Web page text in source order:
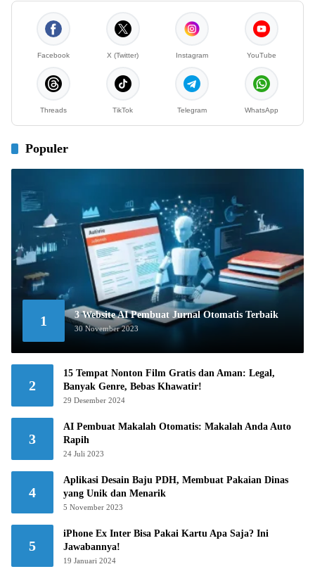
Facebook X (Twitter) Instagram YouTube
Threads TikTok Telegram WhatsApp
Populer
1 3 Website AI Pembuat Jurnal Otomatis Terbaik
30 November 2023
2
15 Tempat Nonton Film Gratis dan Aman: Legal,
Banyak Genre, Bebas Khawatir!
29 Desember 2024
3
AI Pembuat Makalah Otomatis: Makalah Anda Auto
Rapih
24 Juli 2023
4
Aplikasi Desain Baju PDH, Membuat Pakaian Dinas
yang Unik dan Menarik
5 November 2023
5
iPhone Ex Inter Bisa Pakai Kartu Apa Saja? Ini
Jawabannya!
19 Januari 2024